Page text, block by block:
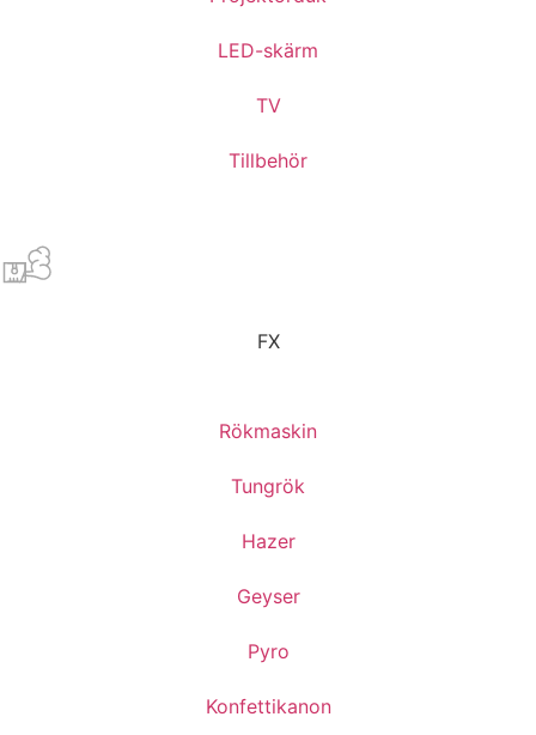
LED-skärm
TV
Tillbehör
FX
Rökmaskin
Tungrök
Hazer
Geyser
Pyro
Konfettikanon